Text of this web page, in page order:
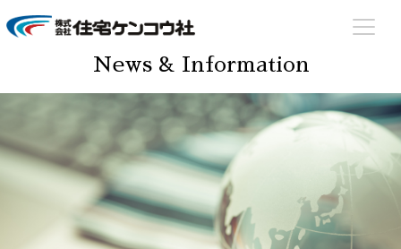
住宅ケンコウ社
住まいのあらゆる場面でサポート致します！
News & Information